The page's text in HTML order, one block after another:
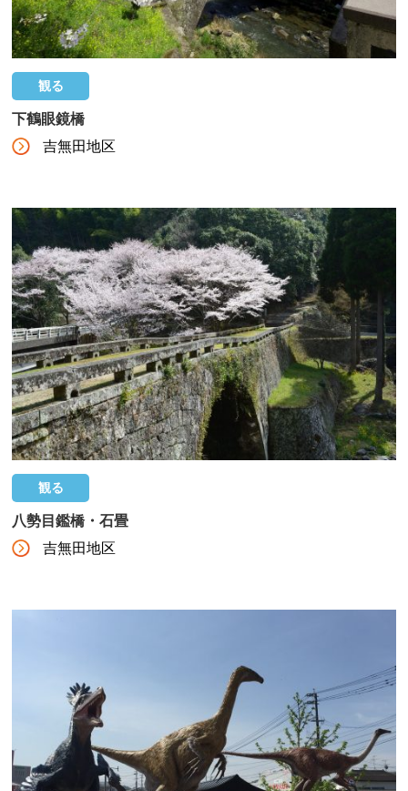
観る
下鶴眼鏡橋
吉無田地区
観る
八勢目鑑橋・石畳
吉無田地区